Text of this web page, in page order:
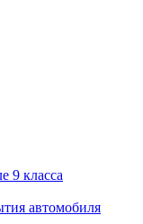
9 класса
автомобиля